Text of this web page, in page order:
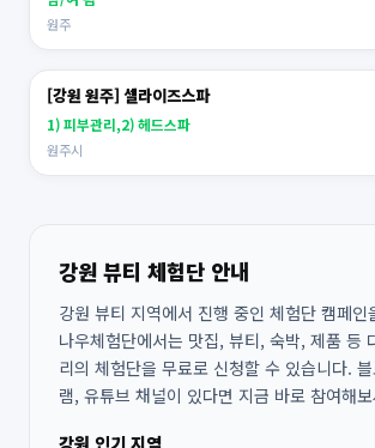
원주
[강원 원주] 셀라이즈스파
1) 피부관리,2) 헤드스파
원주시
강원 뷰티 체험단 안내
강원 뷰티 지역에서 진행 중인 체험단 캠페인
나우체험단에서는 맛집, 뷰티, 숙박, 제품 등
리의 체험단을 무료로 신청할 수 있습니다.
램, 유튜브 채널이 있다면 지금 바로 참여해
강원 인기 지역